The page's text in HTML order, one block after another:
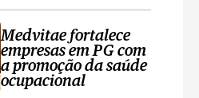
Medvitae fortalece
empresas em PG com
a promoção da saúde
ocupacional